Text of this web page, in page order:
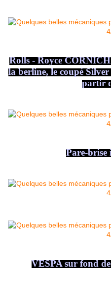
Rolls - Royce
la berline, le coupé
partir
Pare-brise
VESPA sur fond